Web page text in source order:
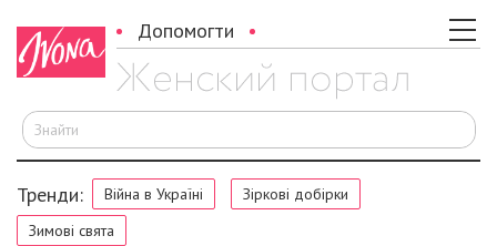
Допомогти
Тренди: Війна в Україні
Зіркові добірки
Зимові свята